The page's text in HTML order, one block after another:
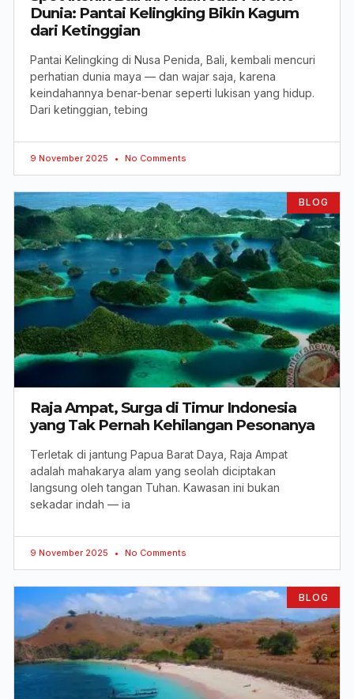
Dunia: Pantai Kelingking Bikin Kagum
dari Ketinggian
Pantai Kelingking di Nusa Penida, Bali, kembali mencuri
perhatian dunia maya — dan wajar saja, karena
keindahannya benar-benar seperti lukisan yang hidup.
Dari ketinggian, tebing
9 November 2025 No Comments
BLOG
Raja Ampat, Surga di Timur Indonesia
yang Tak Pernah Kehilangan Pesonanya
Terletak di jantung Papua Barat Daya, Raja Ampat
adalah mahakarya alam yang seolah diciptakan
langsung oleh tangan Tuhan. Kawasan ini bukan
sekadar indah — ia
9 November 2025 No Comments
BLOG